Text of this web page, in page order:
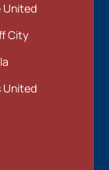
United
City
United